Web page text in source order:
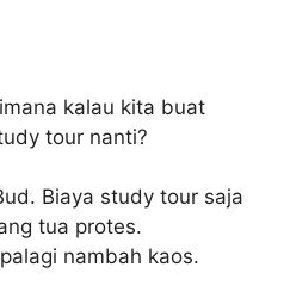
kalau kita buat
tour nanti?
Biaya study tour saja
tua protes.
nambah kaos.